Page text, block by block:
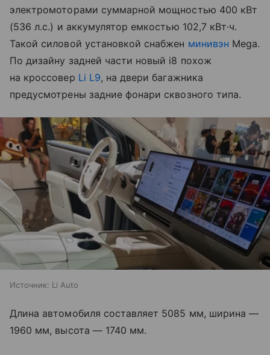
электромоторами суммарной мощностью 400 кВт
(536 л.с.) и аккумулятор емкостью 102,7 кВт·ч.
Такой силовой установкой снабжен минивэн Mega.
По дизайну задней части новый i8 похож
на кроссовер Li L9, на двери багажника
предусмотрены задние фонари сквозного типа.
Источник: Li Auto
Длина автомобиля составляет 5085 мм, ширина —
1960 мм, высота — 1740 мм.